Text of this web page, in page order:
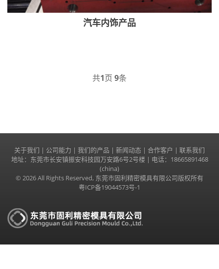
汽车内饰产品
共1页 9条
关于我们 | 公司能力 | 我们的产品 | 新闻动态 | 合作客户 | 联系我们
地址：东莞市长安镇振安科技园万安路6号2号楼 | 电话：18665891468
(china)
© 2026 All Rights Reserved, 东莞市固利精密模具有限公司版权所有
粤ICP备19044573号-1